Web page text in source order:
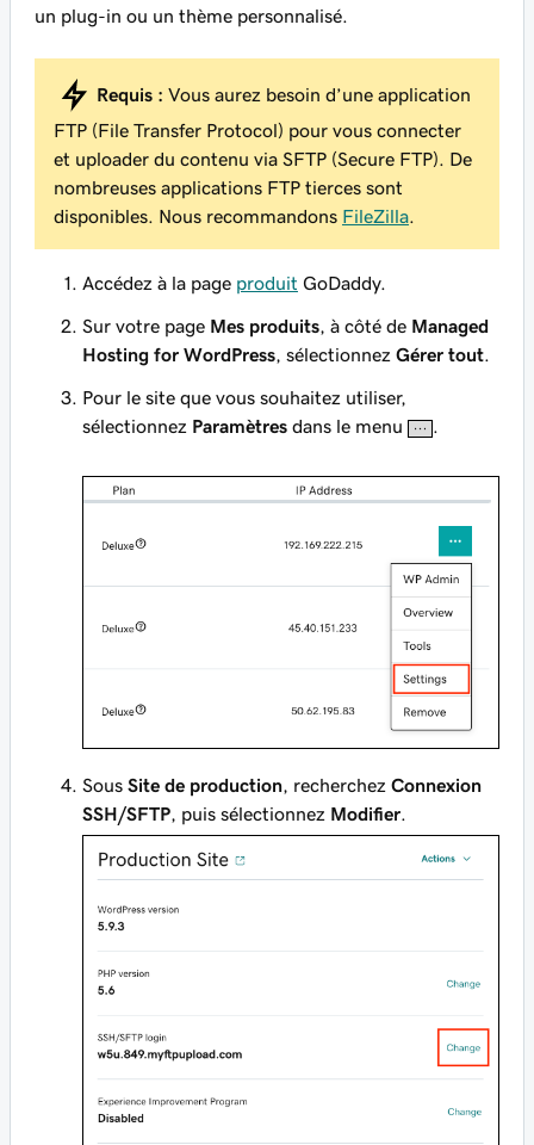
un plug-in ou un thème personnalisé.
Requis : Vous aurez besoin d’une application
FTP (File Transfer Protocol) pour vous connecter
et uploader du contenu via SFTP (Secure FTP). De
nombreuses applications FTP tierces sont
disponibles. Nous recommandons FileZilla
Accédez à la page produit GoDaddy.
Sur votre page Mes produits , à côté de Managed
Hosting for WordPress , sélectionnez Gérer tout
Pour le site que vous souhaitez utiliser,
sélectionnez Paramètres dans le menu
Sous Site de production , recherchez Connexion
SSH/SFTP , puis sélectionnez Modifier